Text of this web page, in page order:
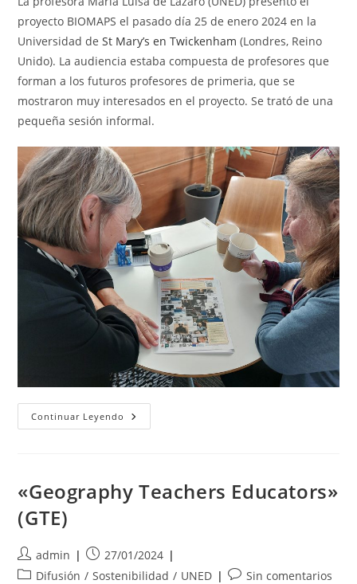
entrada:
entrada:
proyecto BIOMAPS el pasado día 25 de enero 2024 en la
Universidad deSt Mary’s en Twickenham (Londres, Reino
Unido). La audiencia estaba compuesta de profesores que
forman a los futuros profesores de primeria, que se
mostraron muy interesados en el proyecto. Se trató de una
pequeña sesión informal.
Continuar Leyendo Biomaps
En
Mary
En
Londres
«Geography Teachers Educators»
(GTE)
Autor
de
admin
Publicación
de
27/01/2024
Categoría
Difusión / Sostenibilidad / UNED
Comentarios
Sin comentarios